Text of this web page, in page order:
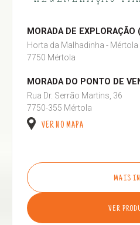
MORADA DE EXPLORAÇÃO
Horta da Malhadinha - Mértola
7750 Mértola
MORADA DO PONTO DE
Rua Dr. Serrão Martins, 36
7750-355 Mértola
VER NO MAPA
MAIS
VER